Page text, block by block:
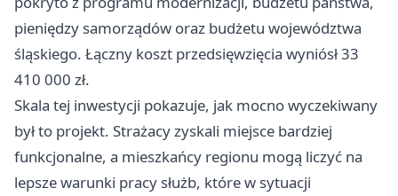
pieniędzy samorządów oraz budżetu województwa
śląskiego. Łączny koszt przedsięwzięcia wyniósł 33
410 000 zł.
Skala tej inwestycji pokazuje, jak mocno wyczekiwany
był to projekt. Strażacy zyskali miejsce bardziej
funkcjonalne, a mieszkańcy regionu mogą liczyć na
lepsze warunki pracy służb, które w sytuacji